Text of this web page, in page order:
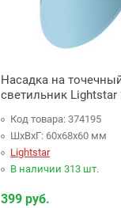
Насадка на
светильник Lightstar
Код товара: 374195
ШхВхГ: 60x68x60 мм
Lightstar
В наличии 313 шт.
399 руб.